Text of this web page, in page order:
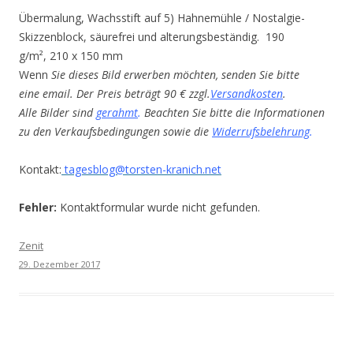
Übermalung, Wachsstift auf 5) Hahnemühle / Nostalgie-
Skizzenblock, säurefrei und alterungsbeständig. 190
g/m², 210 x 150 mm
Wenn Sie dieses Bild erwerben möchten, senden Sie bitte
eine email. Der Preis beträgt 90 € zzgl.Versandkosten.
Alle Bilder sind gerahmt. Beachten Sie bitte die Informationen
zu den Verkaufsbedingungen sowie die Widerrufsbelehrung.
Kontakt: tagesblog@torsten-kranich.net
Fehler: Kontaktformular wurde nicht gefunden.
Zenit
29. Dezember 2017